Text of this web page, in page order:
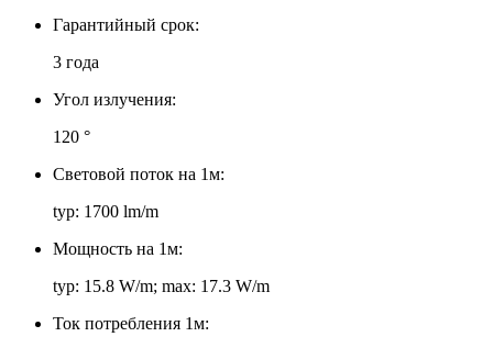
Гарантийный срок:
3 года
Угол излучения:
120 °
Световой поток на 1м:
typ: 1700 lm/m
Мощность на 1м:
typ: 15.8 W/m; max: 17.3 W/m
Ток потребления 1м: